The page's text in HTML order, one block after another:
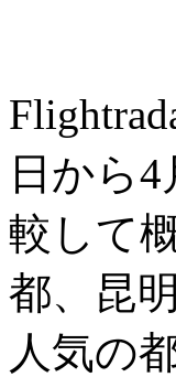
日から
較して
都、昆
人気の